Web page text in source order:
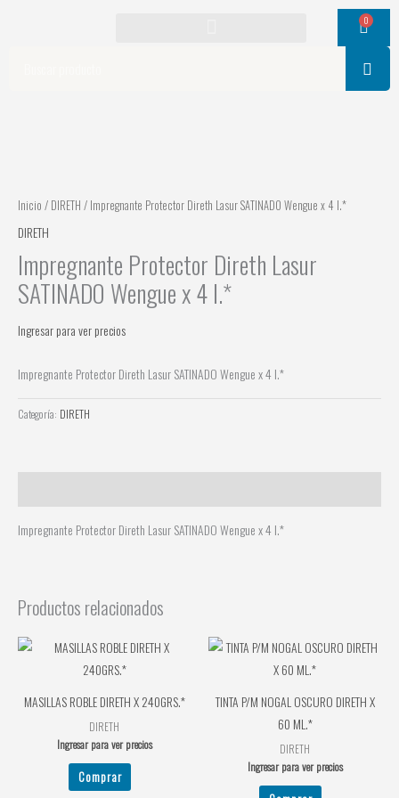
0
Cart
Inicio / DIRETH / Impregnante Protector Direth Lasur SATINADO Wengue x 4 l.*
DIRETH
Impregnante Protector Direth Lasur
SATINADO Wengue x 4 l.*
Ingresar para ver precios
Impregnante Protector Direth Lasur SATINADO Wengue x 4 l.*
Categoría: DIRETH
Impregnante Protector Direth Lasur SATINADO Wengue x 4 l.*
Productos relacionados
MASILLAS ROBLE DIRETH X 240GRS.*
DIRETH
Ingresar para ver precios
Comprar
TINTA P/M NOGAL OSCURO DIRETH X
60 ML.*
DIRETH
Ingresar para ver precios